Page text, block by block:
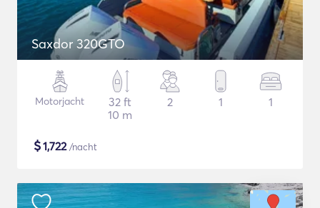
Saxdor 320GTO
Motorjacht
32 ft
10 m
2 1 1
$1,722/nacht